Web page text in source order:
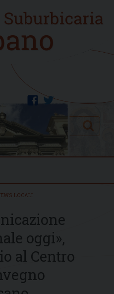
twitter
facebook
Search
LOCALI
oggi»,
al Centro